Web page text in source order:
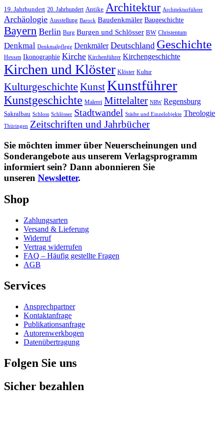
19. Jahrhundert 20. Jahrhundert Antike Architektur Architekturführer
Archäologie Ausstellung Barock Baudenkmäler Baugeschichte
Bayern Berlin Burg Burgen und Schlösser BW Christentum
Denkmal Denkmalpflege Denkmäler Deutschland Geschichte
Hessen Ikonographie Kirche Kirchenführer Kirchengeschichte
Kirchen und Klöster Klöster Kultur
Kulturgeschichte KunstKunstführer
Kunstgeschichte Malerei Mittelalter NRW Regensburg
Sakralbau Schloss Schlösser Stadtwandel Städte und Einzelobjekte Theologie
Thüringen Zeitschriften und Jahrbücher
Sie möchten immer über Neuerscheinungen und
Sonderangebote aus unserem Verlagsprogramm
informiert sein? Dann abonnieren Sie
unseren Newsletter.
Shop
Zahlungsarten
Versand & Lieferung
Widerruf
Vertrag widerrufen
FAQ – Häufig gestellte Fragen
AGB
Services
Ansprechpartner
Kontaktanfrage
Publikationsanfrage
Autorenwerkbogen
Datenübertragung
Folgen Sie uns
Sicher bezahlen